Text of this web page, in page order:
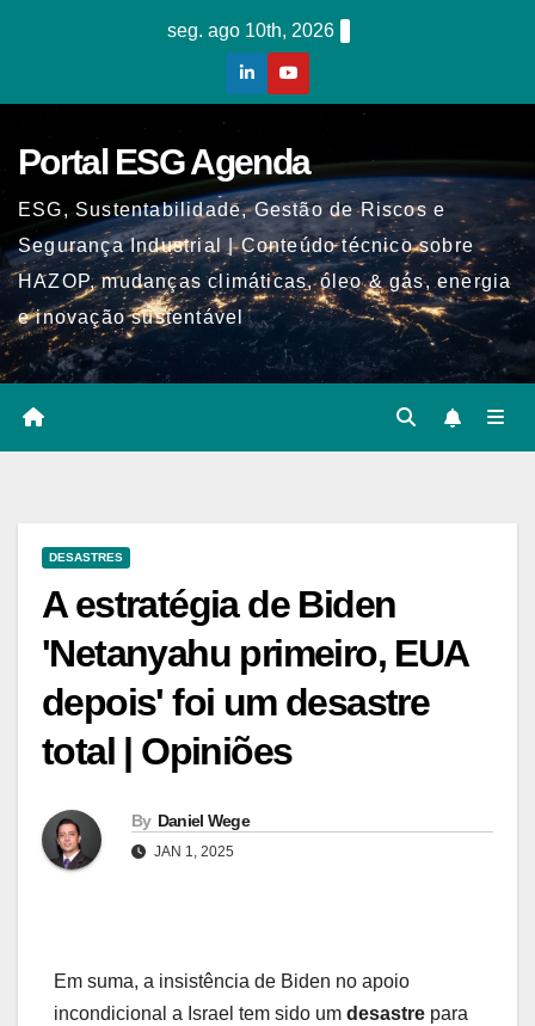
seg. ago 10th, 2026
Portal ESG Agenda
ESG, Sustentabilidade, Gestão de Riscos e
Segurança Industrial | Conteúdo técnico sobre
HAZOP, mudanças climáticas, óleo & gás, energia
e inovação sustentável
DESASTRES
A estratégia de Biden
'Netanyahu primeiro, EUA
depois' foi um desastre
total | Opiniões
By Daniel Wege
JAN 1, 2025
Em suma, a insistência de Biden no apoio
incondicional a Israel tem sido um desastre para